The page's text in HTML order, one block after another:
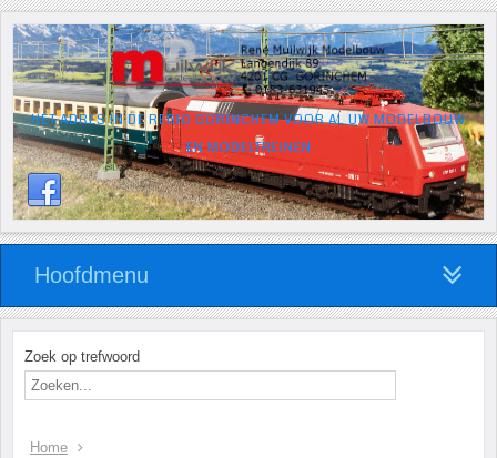
HÉT ADRES IN DE REGIO GORINCHEM VOOR AL UW MODELBOUW
EN MODELTREINEN
Hoofdmenu
Zoek op trefwoord
Home